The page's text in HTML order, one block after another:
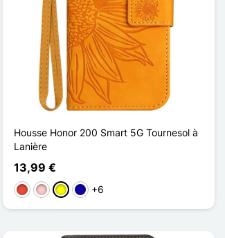
Housse Honor 200 Smart 5G Tournesol à
Lanière
13,99 €
Vermelho
RosaAmareloAzul Escuro
+6